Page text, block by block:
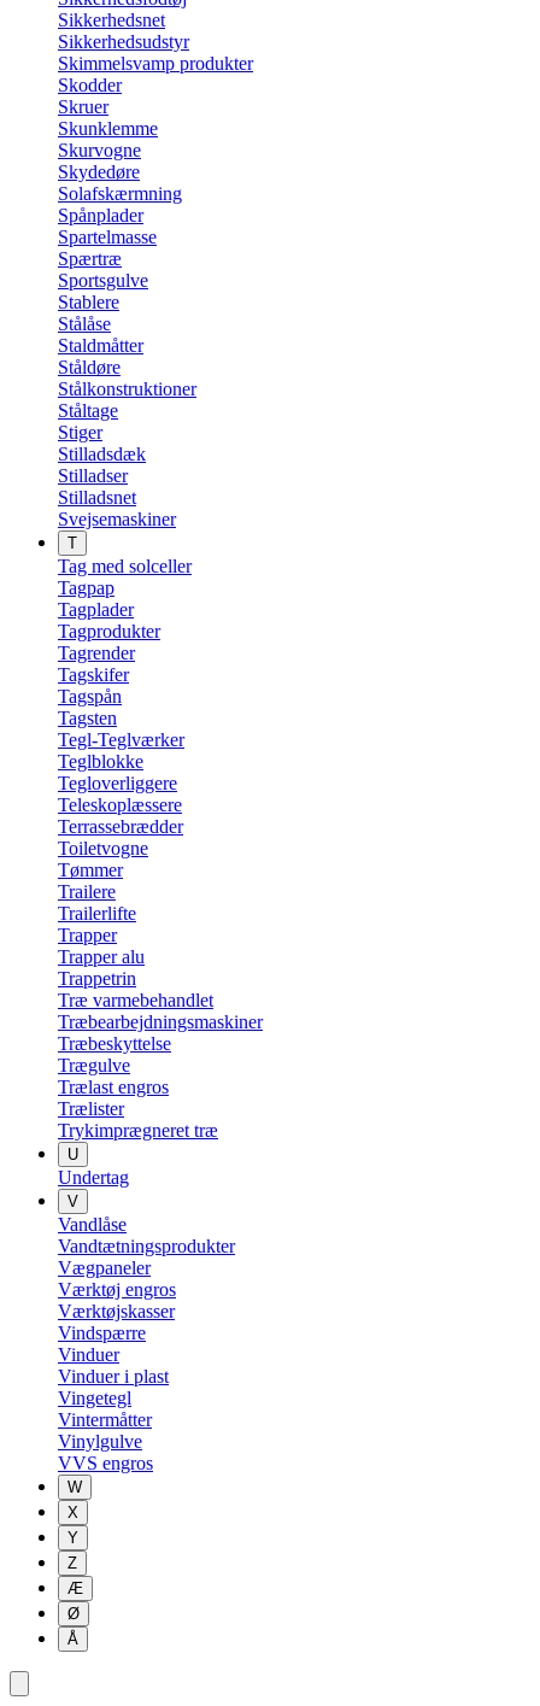
Sikkerhedsnet
Sikkerhedsudstyr
Skimmelsvamp produkter
Skodder
Skruer
Skunklemme
Skurvogne
Skydedøre
Solafskærmning
Spånplader
Spartelmasse
Spærtræ
Sportsgulve
Stablere
Stålåse
Staldmåtter
Ståldøre
Stålkonstruktioner
Ståltage
Stiger
Stilladsdæk
Stilladser
Stilladsnet
Svejsemaskiner
T
Tag med solceller
Tagpap
Tagplader
Tagprodukter
Tagrender
Tagskifer
Tagspån
Tagsten
Tegl-Teglværker
Teglblokke
Tegloverliggere
Teleskoplæssere
Terrassebrædder
Toiletvogne
Tømmer
Trailere
Trailerlifte
Trapper
Trapper alu
Trappetrin
Træ varmebehandlet
Træbearbejdningsmaskiner
Træbeskyttelse
Trægulve
Trælast engros
Trælister
Trykimprægneret træ
U
Undertag
V
Vandlåse
Vandtætningsprodukter
Vægpaneler
Værktøj engros
Værktøjskasser
Vindspærre
Vinduer
Vinduer i plast
Vingetegl
Vintermåtter
Vinylgulve
VVS engros
W
X
Y
Z
Æ
Ø
Å